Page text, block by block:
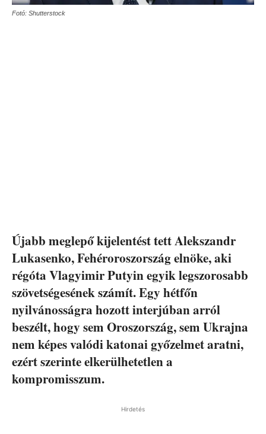
Fotó: Shutterstock
Újabb meglepő kijelentést tett Alekszandr
Lukasenko, Fehéroroszország elnöke, aki
régóta Vlagyimir Putyin egyik legszorosabb
szövetségesének számít. Egy hétfőn
nyilvánosságra hozott interjúban arról
beszélt, hogy sem Oroszország, sem Ukrajna
nem képes valódi katonai győzelmet aratni,
ezért szerinte elkerülhetetlen a
kompromisszum.
Hirdetés